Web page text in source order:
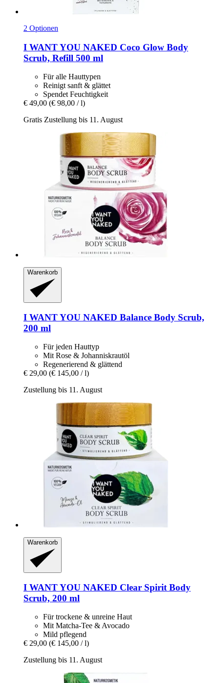
2 Optionen
I WANT YOU NAKED Coco Glow Body
Scrub, Refill 500 ml
Für alle Hauttypen
Reinigt sanft & glättet
Spendet Feuchtigkeit
€ 49,00 (€ 98,00 / l)
Gratis Zustellung bis 11. August
Warenkorb
I WANT YOU NAKED Balance Body Scrub,
200 ml
Für jeden Hauttyp
Mit Rose & Johanniskrautöl
Regenerierend & glättend
€ 29,00 (€ 145,00 / l)
Zustellung bis 11. August
Warenkorb
I WANT YOU NAKED Clear Spirit Body
Scrub, 200 ml
Für trockene & unreine Haut
Mit Matcha-Tee & Avocado
Mild pflegend
€ 29,00 (€ 145,00 / l)
Zustellung bis 11. August